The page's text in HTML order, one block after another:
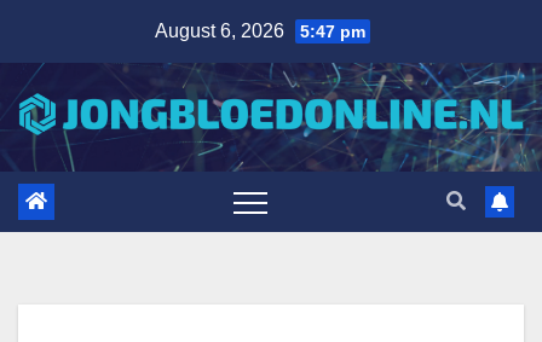
content
August 6, 2026 5:47 pm